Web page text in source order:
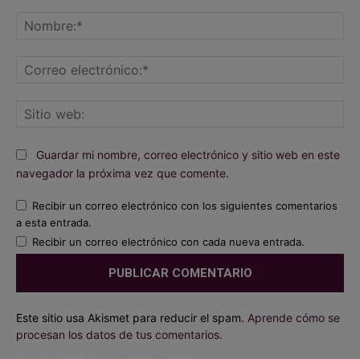
Guardar mi nombre, correo electrónico y sitio web en este
navegador la próxima vez que comente.
Recibir un correo electrónico con los siguientes comentarios
a esta entrada.
Recibir un correo electrónico con cada nueva entrada.
Este sitio usa Akismet para reducir el spam. Aprende cómo se
procesan los datos de tus comentarios.